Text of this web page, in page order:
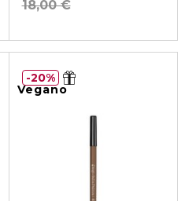
18,00 €
Vegano
20%